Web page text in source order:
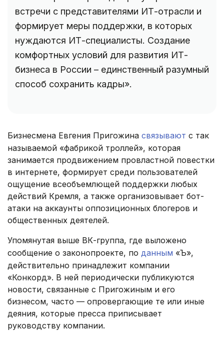
встречи с представителями ИТ-отрасли и
формирует меры поддержки, в которых
нуждаются ИТ-специалисты. Создание
комфортных условий для развития ИТ-
бизнеса в России – единственный разумный
способ сохранить кадры».
Бизнесмена Евгения Пригожина связывают с так
называемой «фабрикой троллей», которая
занимается продвижением провластной повестки
в интернете, формирует среди пользователей
ощущение всеобъемлющей поддержки любых
действий Кремля, а также организовывает бот-
атаки на аккаунты оппозиционных блогеров и
общественных деятелей.
Упомянутая выше ВК-группа, где выложено
сообщение о законопроекте, по данным «Ъ»,
действительно принадлежит компании
«Конкорд». В ней периодически публикуются
новости, связанные с Пригожиным и его
бизнесом, часто — опровергающие те или иные
деяния, которые пресса приписывает
руководству компании.